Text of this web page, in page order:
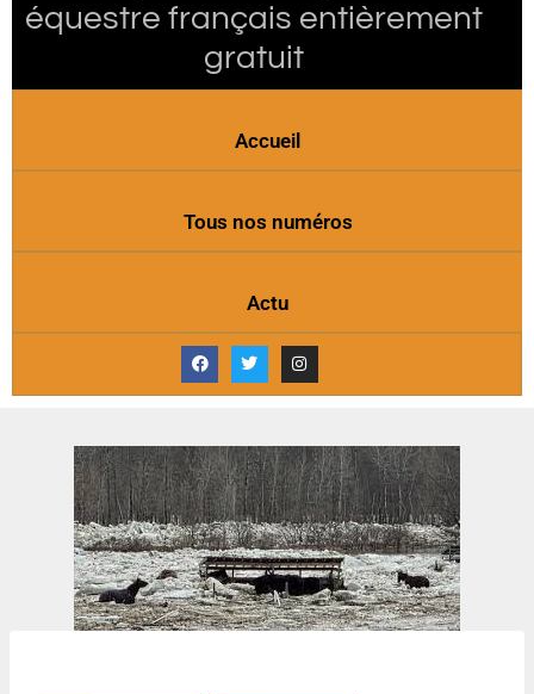
équestre français entièrement
gratuit
Accueil
Tous nos numéros
Actu